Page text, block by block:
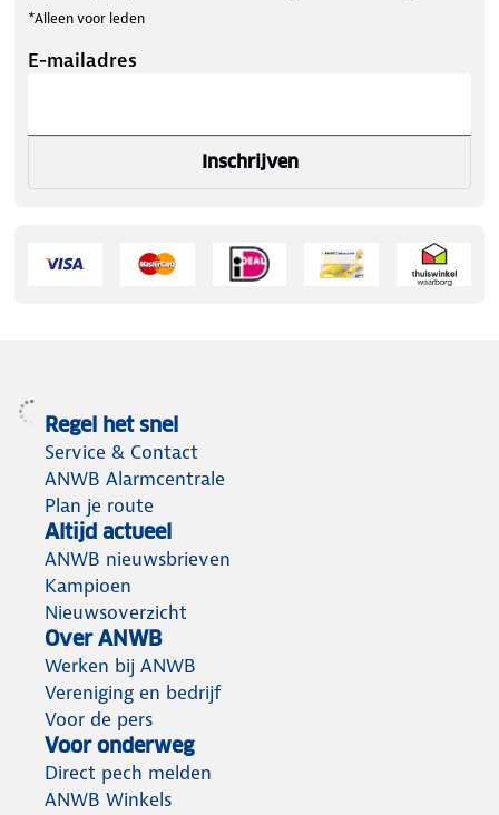
*Alleen voor leden
E-mailadres
Inschrijven
Regel het snel
Service & Contact
ANWB Alarmcentrale
Plan je route
Altijd actueel
ANWB nieuwsbrieven
Kampioen
Nieuwsoverzicht
Over ANWB
Werken bij ANWB
Vereniging en bedrijf
Voor de pers
Voor onderweg
Direct pech melden
ANWB Winkels